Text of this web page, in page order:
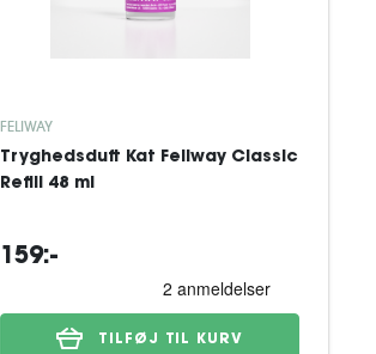
FELIWAY
Tryghedsduft Kat Feliway Classic
Refill 48 ml
159:-
TILFØJ TIL KURV